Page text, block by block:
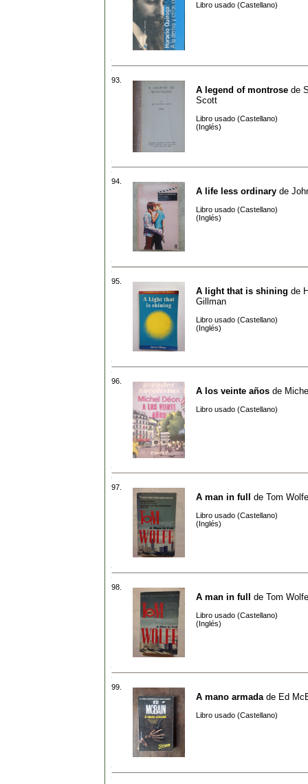
Libro usado (Castellano)
93.
A legend of montrose de
Scott
Libro usado (Castellano)
(Inglés)
94.
A life less ordinary de
Libro usado (Castellano)
(Inglés)
95.
A light that is shining de
Gillman
Libro usado (Castellano)
(Inglés)
96.
A los veinte años de
Libro usado (Castellano)
97.
A man in full de Tom Wolfe
Libro usado (Castellano)
(Inglés)
98.
A man in full de Tom Wolfe
Libro usado (Castellano)
(Inglés)
99.
A mano armada de Ed
Libro usado (Castellano)